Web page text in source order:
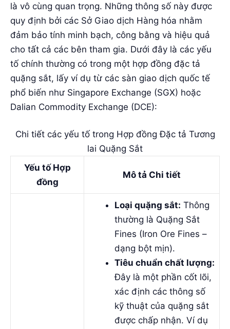
là vô cùng quan trọng. Những thông số này được
quy định bởi các Sở Giao dịch Hàng hóa nhằm
đảm bảo tính minh bạch, công bằng và hiệu quả
cho tất cả các bên tham gia. Dưới đây là các yếu
tố chính thường có trong một hợp đồng đặc tả
quặng sắt, lấy ví dụ từ các sàn giao dịch quốc tế
phổ biến như Singapore Exchange (SGX) hoặc
Dalian Commodity Exchange (DCE):
Chi tiết các yếu tố trong Hợp đồng Đặc tả Tương
lai Quặng Sắt
Yếu tố Hợp
đồng
Mô tả Chi tiết
Loại quặng sắt: Thông
thường là Quặng Sắt
Fines (Iron Ore Fines –
dạng bột mịn).
Tiêu chuẩn chất lượng:
Đây là một phần cốt lõi,
xác định các thông số
kỹ thuật của quặng sắt
được chấp nhận. Ví dụ